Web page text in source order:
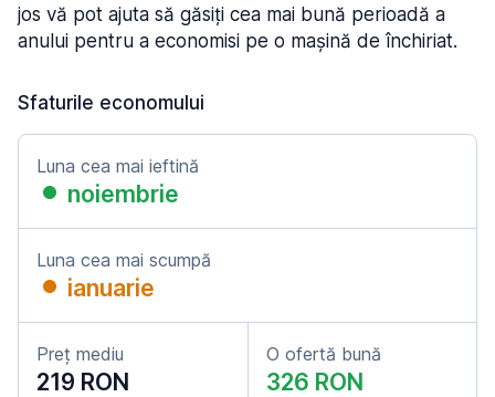
jos vă pot ajuta să găsiți cea mai bună perioadă a
anului pentru a economisi pe o mașină de închiriat.
Sfaturile economului
Luna cea mai ieftină
noiembrie
Luna cea mai scumpă
ianuarie
Preț mediu
219 RON
O ofertă bună
326 RON